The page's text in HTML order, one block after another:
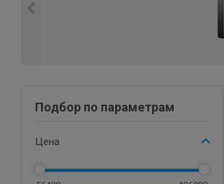
Подбор по параметрам
Цена